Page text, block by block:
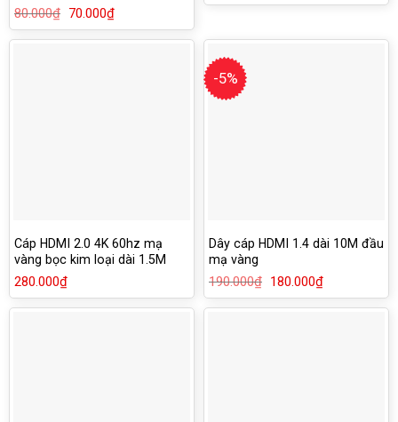
80.000₫
Giá
là:
70.000₫Giá
hiện
tại
Cáp HDMI 2.0 4K 60hz mạ
vàng bọc kim loại dài 1.5M
Ugreen 50107
280.000₫
-5%
Dây cáp HDMI 1.4 dài 10M đầu
mạ vàng
190.000₫
Giá
là:
180.000₫Giá
hiện
tại